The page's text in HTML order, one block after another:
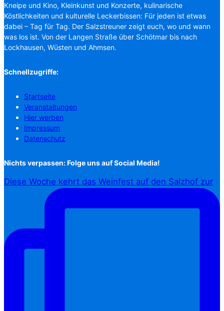
Kneipe und Kino, Kleinkunst und Konzerte, kulinarische
Köstlichkeiten und kulturelle Leckerbissen: Für jeden ist etwas
dabei – Tag für Tag. Der Salzstreuner zeigt euch, wo und wann
was los ist. Von der Langen Straße über Schötmar bis nach
Lockhausen, Wüsten und Ahmsen.
Schnellzugriffe:
Startseite
Veranstaltungen
Hier werben
Impressum
Datenschutz
Nichts verpassen: Folge uns auf Social Media!
Diese Woche kehrt das Weinfest auf den Salzhof zur